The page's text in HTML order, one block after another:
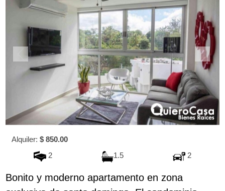
Alquiler: $ 850.00
2
1.5 2
Bonito y moderno apartamento en zona